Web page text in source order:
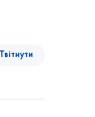
Твітнути